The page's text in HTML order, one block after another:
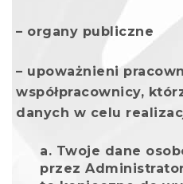
– organy publiczne
– upoważnieni
współpracownicy,
danych w celu
Twoje dane
przez